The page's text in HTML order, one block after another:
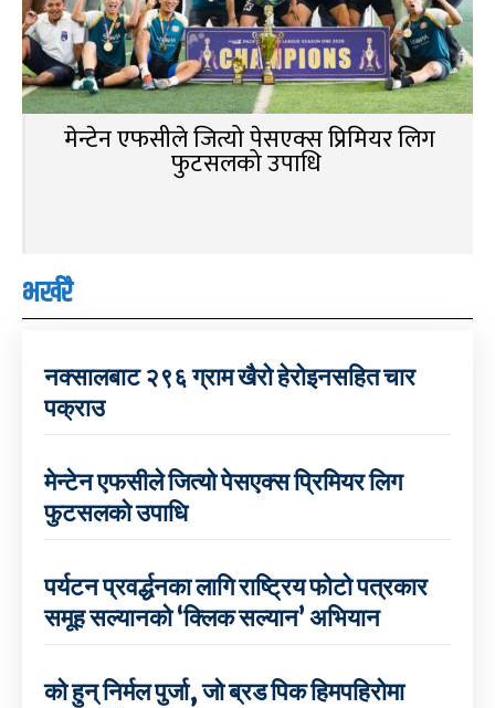
मेन्टेन एफसीले जित्यो पेसएक्स प्रिमियर लिग
फुटसलको उपाधि
भर्खरै
नक्सालबाट २९६ ग्राम खैरो हेरोइनसहित चार
पक्राउ
मेन्टेन एफसीले जित्यो पेसएक्स प्रिमियर लिग
फुटसलको उपाधि
पर्यटन प्रवर्द्धनका लागि राष्ट्रिय फोटो पत्रकार
समूह सल्यानको ‘क्लिक सल्यान’ अभियान
को हुन् निर्मल पुर्जा, जो ब्रड पिक हिमपहिरोमा